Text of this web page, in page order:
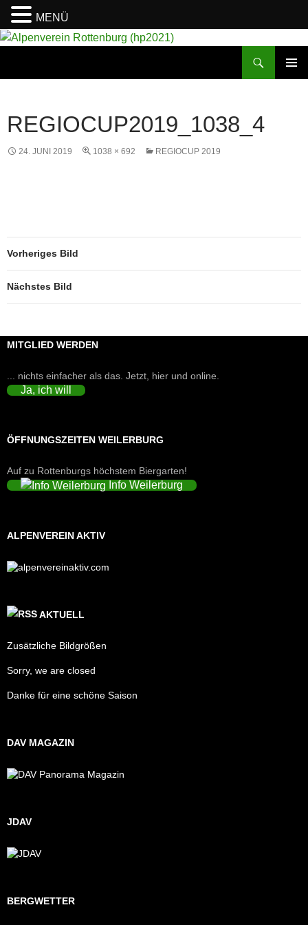
REGIOCUP2019_1038_4
24. JUNI 2019 1038 × 692 REGIOCUP 2019
Vorheriges Bild
Nächstes Bild
MITGLIED WERDEN
... nichts einfacher als das. Jetzt, hier und online.
Ja, ich will
ÖFFNUNGSZEITEN WEILERBURG
Auf zu Rottenburgs höchstem Biergarten!
Info Weilerburg
ALPENVEREIN AKTIV
AKTUELL
Zusätzliche Bildgrößen
Sorry, we are closed
Danke für eine schöne Saison
DAV MAGAZIN
JDAV
BERGWETTER
MENÜ